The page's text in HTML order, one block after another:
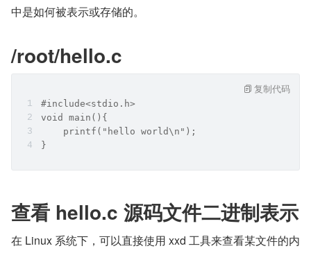
中是如何被表示或存储的。
/root/hello.c
#include<stdio.h>
void main(){
    printf("hello world\n");
}
复制代码
在 Linux 系统下，可以直接使用 xxd 工具来查看某文件的内